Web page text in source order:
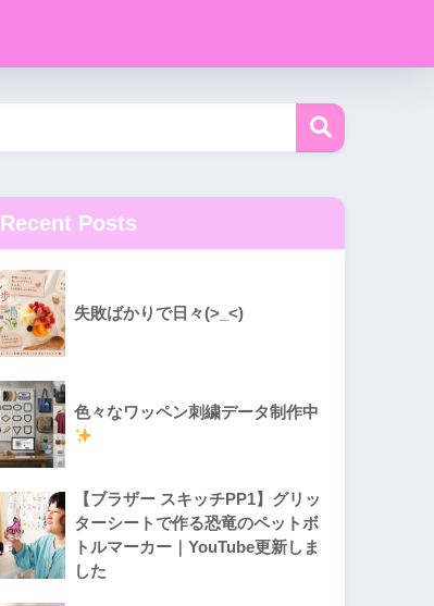
Recent Posts
失敗ばかりで日々(>_<)
色々なワッペン刺繍データ制作中
【ブラザー スキッチPP1】グリッ
ターシートで作る恐竜のペットボ
トルマーカー｜YouTube更新しま
した